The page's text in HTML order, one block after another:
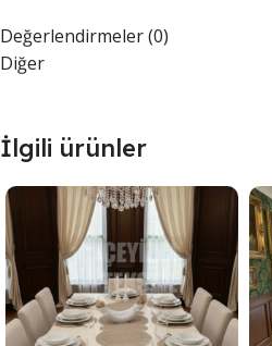
Değerlendirmeler (0)
Diğer
İlgili ürünler